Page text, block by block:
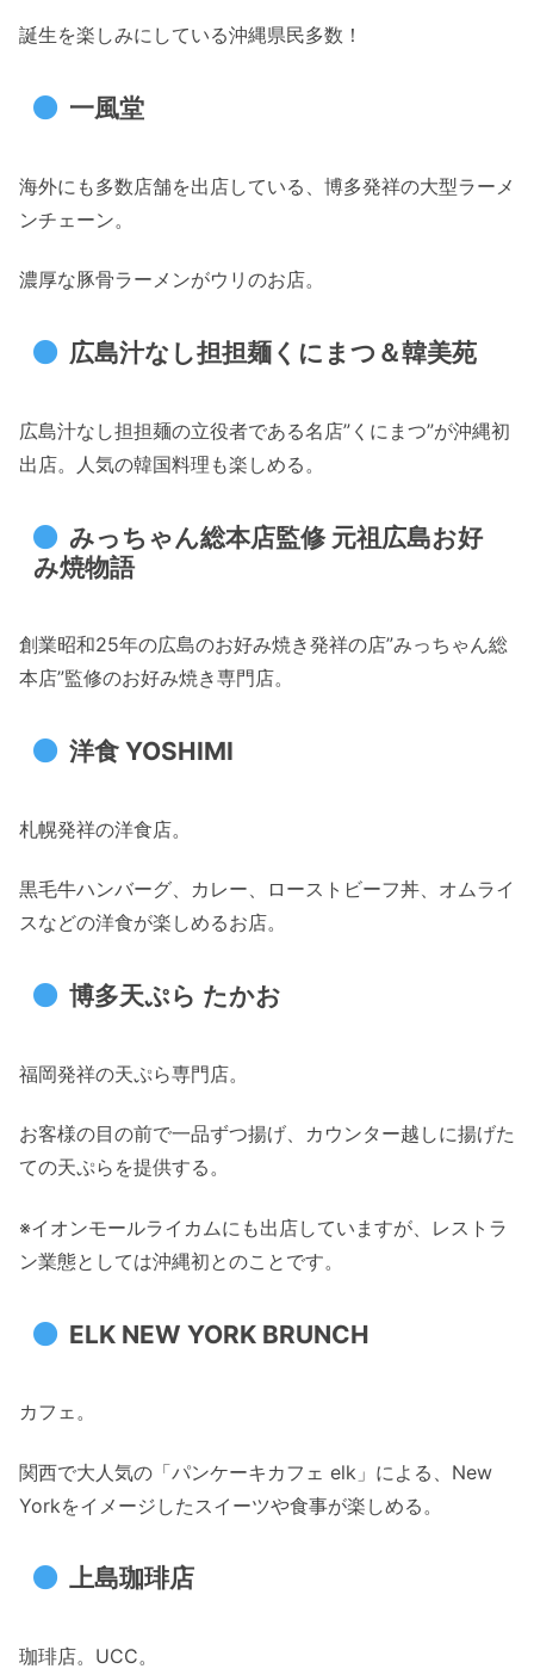
誕生を楽しみにしている沖縄県民多数！
一風堂
海外にも多数店舗を出店している、博多発祥の大型ラーメ
ンチェーン。
濃厚な豚骨ラーメンがウリのお店。
広島汁なし担担麺くにまつ＆韓美苑
広島汁なし担担麺の立役者である名店”くにまつ”が沖縄初
出店。人気の韓国料理も楽しめる。
みっちゃん総本店監修 元祖広島お好
み焼物語
創業昭和25年の広島のお好み焼き発祥の店”みっちゃん総
本店”監修のお好み焼き専門店。
洋食 YOSHIMI
札幌発祥の洋食店。
黒毛牛ハンバーグ、カレー、ローストビーフ丼、オムライ
スなどの洋食が楽しめるお店。
博多天ぷら たかお
福岡発祥の天ぷら専門店。
お客様の目の前で一品ずつ揚げ、カウンター越しに揚げた
ての天ぷらを提供する。
※イオンモールライカムにも出店していますが、レストラ
ン業態としては沖縄初とのことです。
ELK NEW YORK BRUNCH
カフェ。
関西で大人気の「パンケーキカフェ elk」による、New
Yorkをイメージしたスイーツや食事が楽しめる。
上島珈琲店
珈琲店。UCC。